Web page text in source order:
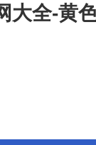
大全-黄